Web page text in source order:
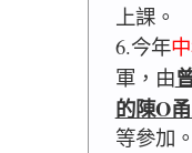
上課。
6.今年
軍，由
的陳O
等參加